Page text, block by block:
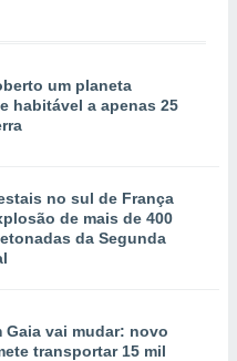
um planeta
habitável a apenas 25
no sul de França
de mais de 400
da Segunda
Gaia vai mudar: novo
transportar 15 mil